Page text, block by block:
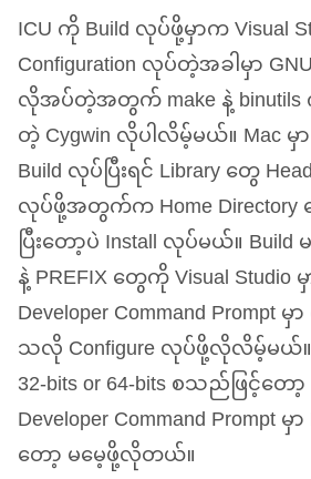
ICUကို Build လုပ်ဖို့မှာက Visual
Configuration လုပ်တဲ့အခါမှာGNU
လိုအပ်တဲ့အတွက် make နဲ့ binutils
တဲ့ Cygwin လိုပါလိမ့်မယ်။ Mac
Build လုပ်ပြီးရင် Library တွေ
လုပ်ဖို့အတွက်က Home Directory
ပြီးတော့ပဲ Install လုပ်မယ်။ Build
နဲ့PREFIXတွေကို Visual Studio
Developer Command Prompt
သလို Configure လုပ်ဖို့လိုလိမ့်မယ်။
32-bits or 64-bits စသည်ဖြင့်တ
Developer Command Prompt
တော့ မမေ့ဖို့လိုတယ်။